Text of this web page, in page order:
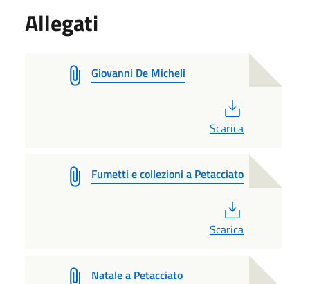
Allegati
Giovanni De Micheli
Scarica
Fumetti e collezioni a Petacciato
Scarica
Natale a Petacciato